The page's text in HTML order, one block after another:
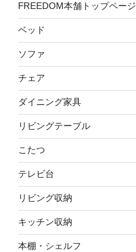
FREEDOM本舗トップページ
ベッド
ソファ
チェア
ダイニング家具
リビングテーブル
こたつ
テレビ台
リビング収納
キッチン収納
本棚・シェルフ